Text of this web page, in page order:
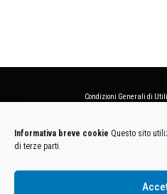
Informativa breve cookie Questo sito
di terze parti.
Condizioni Generali di
Euro 12.500.000 i.v. - C.F. e Iscr. Reg. Imp.
P.IVA. 11005760159 - Direzione e